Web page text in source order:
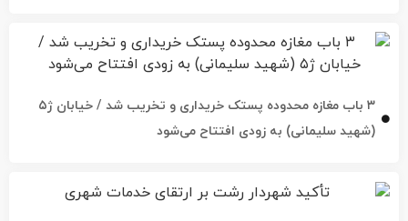
۳ باب مغازه محدوده پستک خریداری و تخریب شد / خیابان ژ۵
(شهید سلیمانی) به زودی افتتاح می‌شود